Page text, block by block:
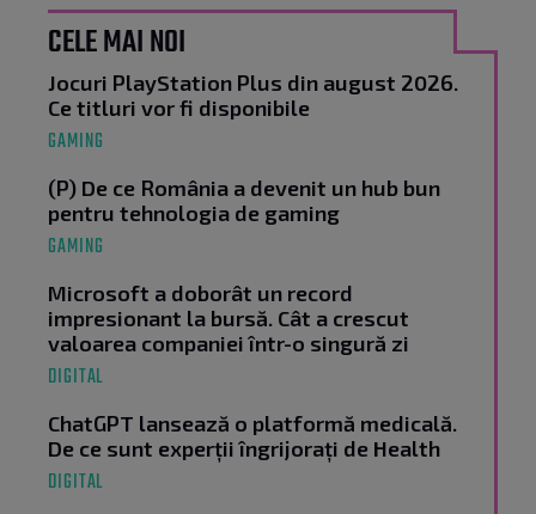
CELE MAI NOI
Jocuri PlayStation Plus din august 2026.
Ce titluri vor fi disponibile
GAMING
(P) De ce România a devenit un hub bun
pentru tehnologia de gaming
GAMING
Microsoft a doborât un record
impresionant la bursă. Cât a crescut
valoarea companiei într-o singură zi
DIGITAL
ChatGPT lansează o platformă medicală.
De ce sunt experții îngrijorați de Health
DIGITAL